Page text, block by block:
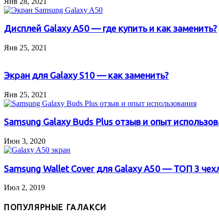
Дисплей Galaxy A50 — где купить и как заменить?
Янв 25, 2021
Экран для Galaxy S10 — как заменить?
Янв 25, 2021
Samsung Galaxy Buds Plus отзыв и опыт
Июн 3, 2020
Samsung Wallet Cover для Galaxy A50 — ТОП 3
Июл 2, 2019
ПОПУЛЯРНЫЕ ГАЛАКСИ